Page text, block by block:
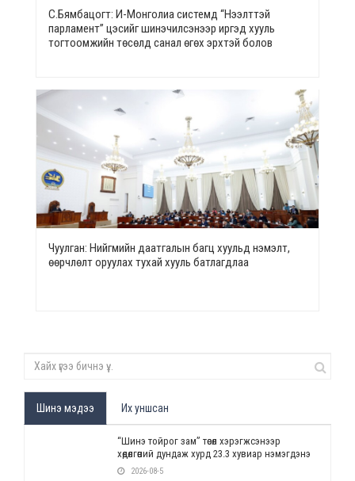
С.Бямбацогт: И-Монголиа системд “Нээлттэй
парламент” цэсийг шинэчилсэнээр иргэд хууль
тогтоомжийн төсөлд санал өгөх эрхтэй болов
Чуулган: Нийгмийн даатгалын багц хуульд нэмэлт,
өөрчлөлт оруулах тухай хууль батлагдлаа
Шинэ мэдээ Их уншсан
“Шинэ тойрог зам” төсөл хэрэгжсэнээр
хөдөлгөөний дундаж хурд 23.3 хувиар нэмэгдэнэ
2026-08-5